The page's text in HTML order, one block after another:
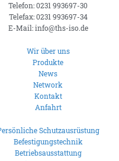
Telefon: 0231 993697-30
Telefax: 0231 993697-34
E-Mail: info@ths-iso.de
Wir über uns
Produkte
News
Network
Kontakt
Anfahrt
Schutzausrüstung
Befestigungstechnik
Betriebsausstattung